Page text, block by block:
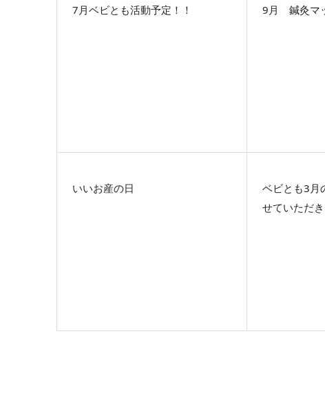
7月ベビとも活動予定！！ 9月 鍼灸マ
いいお産の日
ベビとも3月
せていただ